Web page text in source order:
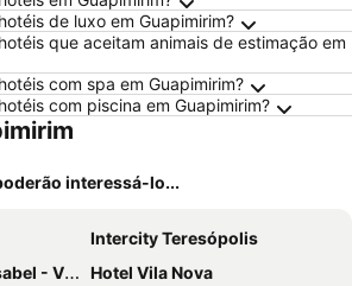
de luxo em Guapimirim?
que aceitam animais de estimação em
com spa em Guapimirim?
com piscina em Guapimirim?
interessá-lo...
Intercity Teresópolis
Visconde
Hotel Vila Nova